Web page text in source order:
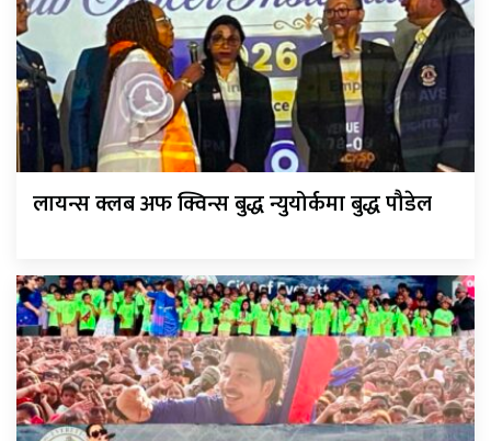
लायन्स क्लब अफ क्विन्स बुद्ध न्युयोर्कमा बुद्ध पौडेल